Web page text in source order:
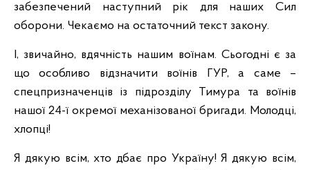
забезпечений наступний рік для наших Сил
оборони. Чекаємо на остаточний текст закону.
І, звичайно, вдячність нашим воїнам. Сьогодні є за
що особливо відзначити воїнів ГУР, а саме –
спецпризначенців із підрозділу Тимура та воїнів
нашої 24-ї окремої механізованої бригади. Молодці,
хлопці!
Я дякую всім, хто дбає про Україну! Я дякую всім,